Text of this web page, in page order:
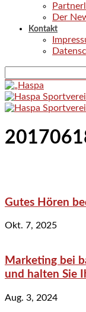
Der
Kontakt
Gutes Hören
Okt. 7, 2025
Marketing bei
und halten Sie
Aug. 3, 2024